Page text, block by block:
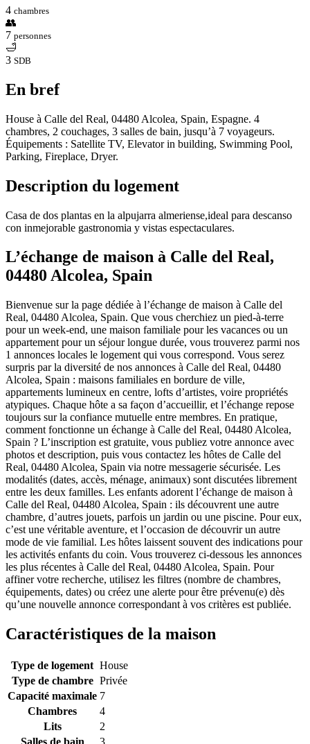
4 chambres
👥
7 personnes
🛁
3 SDB
En bref
House à Calle del Real, 04480 Alcolea, Spain, Espagne. 4
chambres, 2 couchages, 3 salles de bain, jusqu’à 7 voyageurs.
Équipements : Satellite TV, Elevator in building, Swimming Pool,
Parking, Fireplace, Dryer.
Description du logement
Casa de dos plantas en la alpujarra almeriense,ideal para descanso
con inmejorable gastronomia y vistas espectaculares.
L’échange de maison à Calle del Real,
04480 Alcolea, Spain
Bienvenue sur la page dédiée à l’échange de maison à Calle del
Real, 04480 Alcolea, Spain. Que vous cherchiez un pied-à-terre
pour un week-end, une maison familiale pour les vacances ou un
appartement pour un séjour longue durée, vous trouverez parmi nos
1 annonces locales le logement qui vous correspond. Vous serez
surpris par la diversité de nos annonces à Calle del Real, 04480
Alcolea, Spain : maisons familiales en bordure de ville,
appartements lumineux en centre, lofts d’artistes, voire propriétés
atypiques. Chaque hôte a sa façon d’accueillir, et l’échange repose
toujours sur la confiance mutuelle entre membres. En pratique,
comment fonctionne un échange à Calle del Real, 04480 Alcolea,
Spain ? L’inscription est gratuite, vous publiez votre annonce avec
photos et description, puis vous contactez les hôtes de Calle del
Real, 04480 Alcolea, Spain via notre messagerie sécurisée. Les
modalités (dates, accès, ménage, animaux) sont discutées librement
entre les deux familles. Les enfants adorent l’échange de maison à
Calle del Real, 04480 Alcolea, Spain : ils découvrent une autre
chambre, d’autres jouets, parfois un jardin ou une piscine. Pour eux,
c’est une véritable aventure, et l’occasion de découvrir un autre
mode de vie familial. Les hôtes laissent souvent des indications pour
les activités enfants du coin. Vous trouverez ci-dessous les annonces
les plus récentes à Calle del Real, 04480 Alcolea, Spain. Pour
affiner votre recherche, utilisez les filtres (nombre de chambres,
équipements, dates) ou créez une alerte pour être prévenu(e) dès
qu’une nouvelle annonce correspondant à vos critères est publiée.
Caractéristiques de la maison
Type de logement House
Type de chambre Privée
Capacité maximale 7
Chambres
4
Lits
2